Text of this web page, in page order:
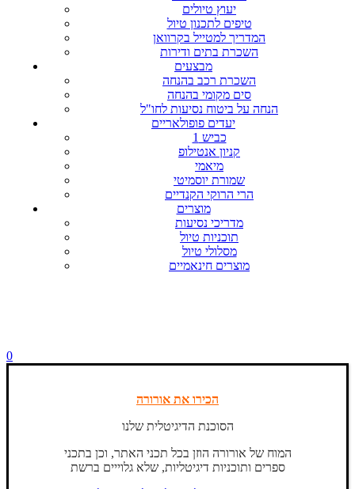
יעוץ טיולים
טיפים לתכנון טיול
המדריך למטייל בקרוואן
השכרת בתים ודירות
מבצעים
השכרת רכב בהנחה
סים מקומי בהנחה
הנחה על ביטוח נסיעות לחו"ל
יעדים פופולאריים
כביש 1
קניון אנטילופ
מיאמי
שמורת יוסמיטי
הרי הרוקי הקנדיים
מוצרים
מדריכי נסיעות
תוכניות טיול
מסלולי טיול
מוצרים חינאמיים
0
הכירו את אורורה
הסוכנת הדיגיטלית שלנו
המוח של אורורה הוזן בכל תכני האתר, וכן בתכני
ספרים ותוכניות דיגיטליות, שלא גלוייים ברשת